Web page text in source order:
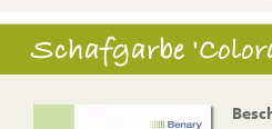
Schafgarbe